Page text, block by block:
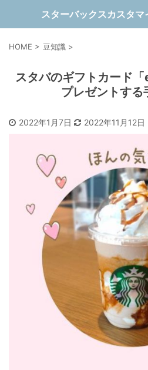
スターバックスカスタマ
HOME > 豆知識 >
スタバのギフトカード
プレゼントする
2022年1月7日 2022年11月12日